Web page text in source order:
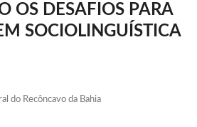
OS DESAFIOS PARA
SOCIOLINGUÍSTICA
do Recôncavo da Bahia